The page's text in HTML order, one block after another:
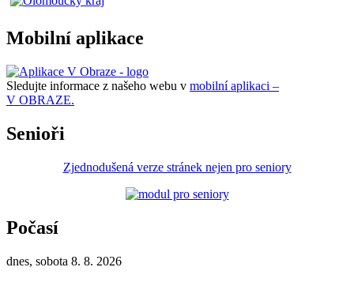
Mobilní aplikace
Sledujte informace z našeho webu v mobilní aplikaci –
V OBRAZE.
Senioři
Zjednodušená verze stránek nejen pro seniory
Počasí
dnes, sobota 8. 8. 2026